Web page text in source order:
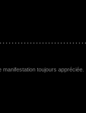
toujours appréciée.